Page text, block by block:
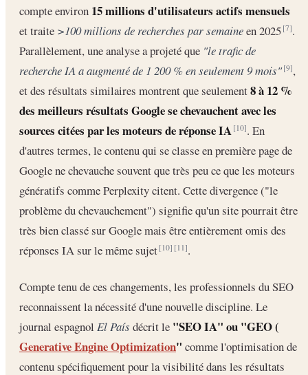
compte environ 15 millions d'utilisateurs actifs mensuels
et traite >100 millions de recherches par semaineen 2025[7].
Parallèlement, une analyse a projeté que "le trafic de
recherche IA a augmenté de 1 200 % en seulement 9 mois" [9],
et des résultats similaires montrent que seulement8 à 12 %
des meilleurs résultats Google se chevauchent avec les
sources citées par les moteurs de réponse IA [10]. En
d'autres termes, le contenu qui se classe en première page de
Google ne chevauche souvent que très peu ce que les moteurs
génératifs comme Perplexity citent. Cette divergence ("le
problème du chevauchement") signifie qu'un site pourrait être
très bien classé sur Google mais être entièrement omis des
réponses IA sur le même sujet[10] [11].
Compte tenu de ces changements, les professionnels du SEO
reconnaissent la nécessité d'une nouvelle discipline. Le
journal espagnol El País décrit le "SEO IA" ou "GEO (
Generative Engine Optimization" comme l'optimisation de
contenu spécifiquement pour la visibilité dans les résultats